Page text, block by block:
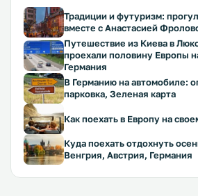
Традиции и футуризм:
вместе с Анастасией
Путешествие из Киева в
проехали половину Европы
Германия
В Германию на автомобиле:
парковка, Зеленая карта
Как поехать в Европу на
Куда поехать отдохнуть
Венгрия, Австрия, Германия